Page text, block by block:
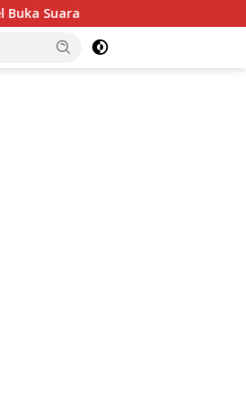
Pastikan Tepat Sasaran, Bappeda